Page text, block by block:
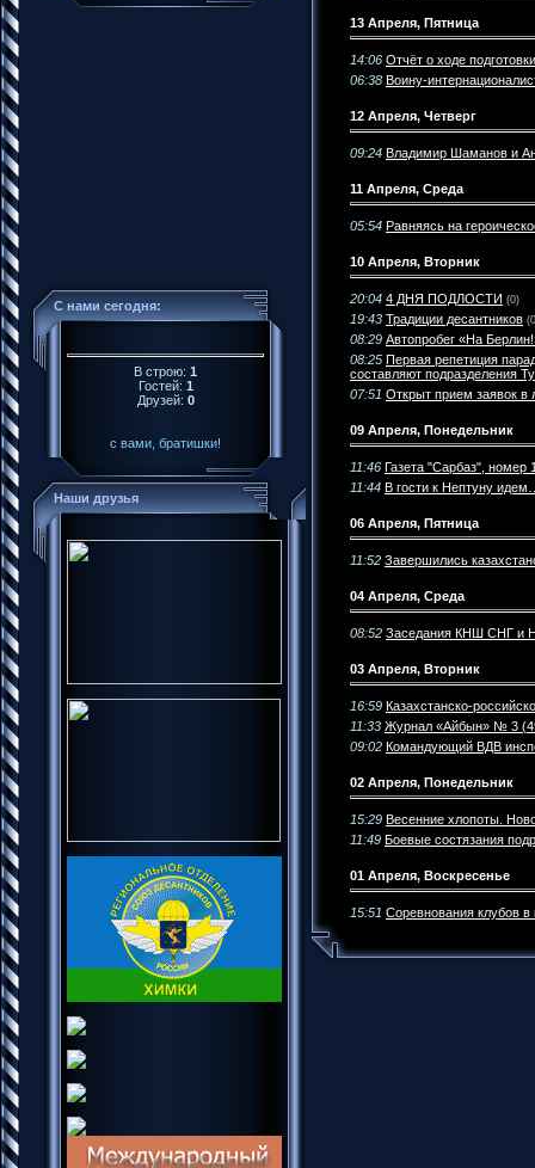
С нами сегодня:
В строю: 1
Гостей: 1
Друзей: 0
с вами, братишки!
Наши друзья
13 Апреля, Пятница
14:06 Отчёт о ходе
06:38 Воину-
12 Апреля, Четверг
09:24 Владимир Шаманов и
11 Апреля, Среда
05:54 Равняясь на
10 Апреля, Вторник
20:04 4 ДНЯ ПОДЛОСТИ (0)
19:43 Традиции десантников
08:29 Автопробег «На
08:25 Первая репетиция
составляют подразделения
07:51 Открыт прием заявок в
09 Апреля, Понедельник
11:46 Газета "Сарбаз", номер
11:44 В гости к Нептуну
06 Апреля, Пятница
11:52 Завершились
04 Апреля, Среда
08:52 Заседания КНШ СНГ и
03 Апреля, Вторник
16:59 Казахстанско-
11:33 Журнал «Айбын» № 3
09:02 Командующий ВДВ
02 Апреля, Понедельник
15:29 Весенние хлопоты.
11:49 Боевые состязания
01 Апреля, Воскресенье
15:51 Соревнования клубов в